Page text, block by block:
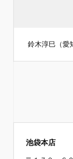
鈴木淳巳（愛
池袋本店